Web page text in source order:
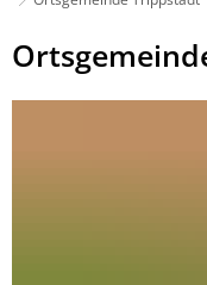
Ortsgemeinde
Trippstadt